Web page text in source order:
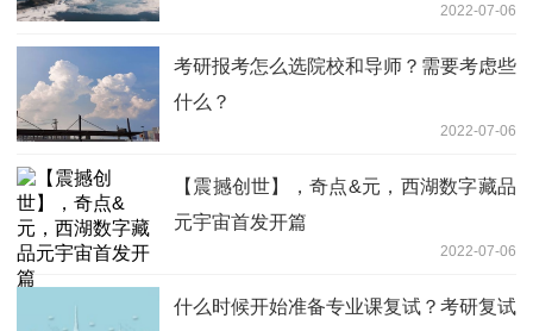
2022-07-06
考研报考怎么选院校和导师？需要考虑些
什么？
2022-07-06
【震撼创世】，奇点&元，西湖数字藏品
元宇宙首发开篇
2022-07-06
什么时候开始准备专业课复试？考研复试